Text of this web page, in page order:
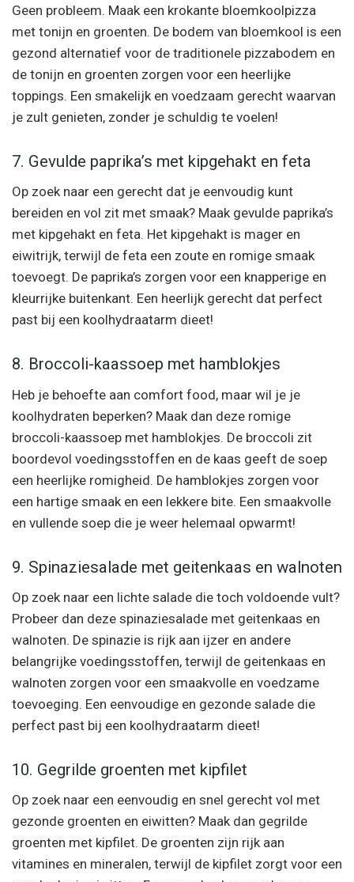
Geen probleem. Maak een krokante bloemkoolpizza
met tonijn en groenten. De bodem van bloemkool is een
gezond alternatief voor de traditionele pizzabodem en
de tonijn en groenten zorgen voor een heerlijke
toppings. Een smakelijk en voedzaam gerecht waarvan
je zult genieten, zonder je schuldig te voelen!
7. Gevulde paprika’s met kipgehakt en feta
Op zoek naar een gerecht dat je eenvoudig kunt
bereiden en vol zit met smaak? Maak gevulde paprika’s
met kipgehakt en feta. Het kipgehakt is mager en
eiwitrijk, terwijl de feta een zoute en romige smaak
toevoegt. De paprika’s zorgen voor een knapperige en
kleurrijke buitenkant. Een heerlijk gerecht dat perfect
past bij een koolhydraatarm dieet!
8. Broccoli-kaassoep met hamblokjes
Heb je behoefte aan comfort food, maar wil je je
koolhydraten beperken? Maak dan deze romige
broccoli-kaassoep met hamblokjes. De broccoli zit
boordevol voedingsstoffen en de kaas geeft de soep
een heerlijke romigheid. De hamblokjes zorgen voor
een hartige smaak en een lekkere bite. Een smaakvolle
en vullende soep die je weer helemaal opwarmt!
9. Spinaziesalade met geitenkaas en walnoten
Op zoek naar een lichte salade die toch voldoende vult?
Probeer dan deze spinaziesalade met geitenkaas en
walnoten. De spinazie is rijk aan ijzer en andere
belangrijke voedingsstoffen, terwijl de geitenkaas en
walnoten zorgen voor een smaakvolle en voedzame
toevoeging. Een eenvoudige en gezonde salade die
perfect past bij een koolhydraatarm dieet!
10. Gegrilde groenten met kipfilet
Op zoek naar een eenvoudig en snel gerecht vol met
gezonde groenten en eiwitten? Maak dan gegrilde
groenten met kipfilet. De groenten zijn rijk aan
vitamines en mineralen, terwijl de kipfilet zorgt voor een